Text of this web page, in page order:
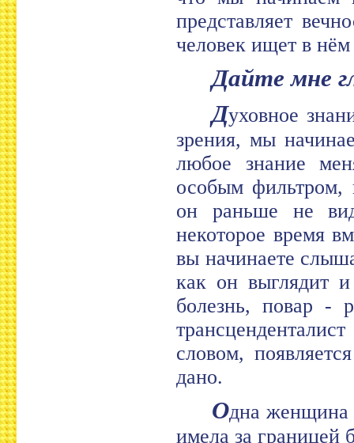
представляет
человек ищет в
Дайте мне
Духовное
зрения, мы
любое знание
особым фильтром,
он раньше не
некоторое время
вы начинаете
как он выглядит
болезнь, повар -
словом,
дано.
Одна женщина
имела за границей